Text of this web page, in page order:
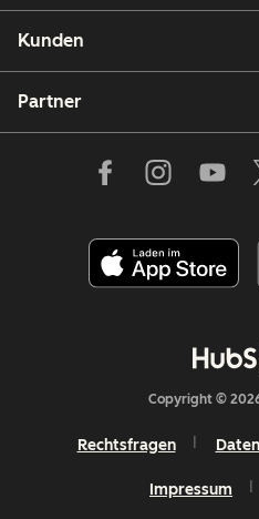
Kunden
Partner
Copyright ©
Rechtsfragen
Impressum